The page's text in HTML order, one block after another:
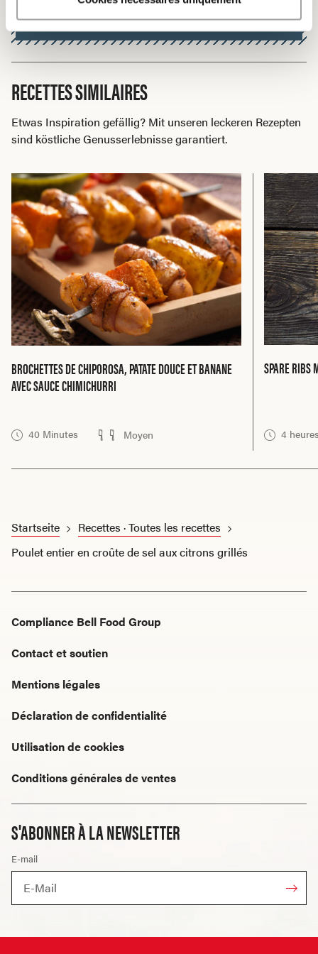
des herbivores.
RECETTES SIMILAIRES
Etwas Inspiration gefällig? Mit unseren leckeren Rezepten
sind köstliche Genusserlebnisse garantiert.
BROCHETTES DE CHIPOROSA, PATATE DOUCE ET BANANE
AVEC SAUCE CHIMICHURRI
40 Minutes Moyen
SPARE RIBS
4
Startseite
Recettes · Toutes les recettes
Poulet entier en croûte de sel aux citrons grillés
S'ABONNER À LA NEWSLETTER
E-mail
Compliance Bell Food Group
Contact et soutien
Mentions légales
Déclaration de confidentialité
Utilisation de cookies
Conditions générales de ventes